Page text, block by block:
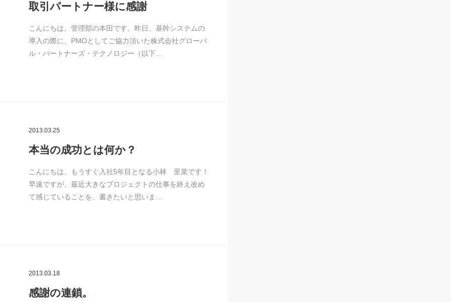
取引パートナー様に感謝
こんにちは。管理部の本田です。昨日、基幹システムの
導入の際に、PMOとしてご協力頂いた株式会社グローバ
ル・パートナーズ・テクノロジー（以下…
2013.03.25
本当の成功とは何か？
こんにちは、もうすぐ入社5年目となる小林 里菜です！
早速ですが、最近大きなプロジェクトの仕事を終え改め
て感じていることを、書きたいと思いま…
2013.03.18
感謝の連鎖。